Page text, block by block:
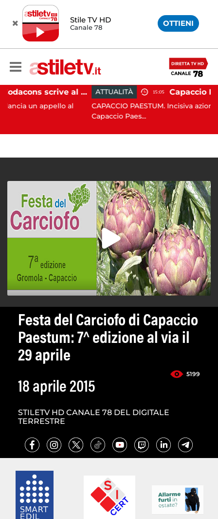
Stile TV HD
Canale 78 OTTIENI
Paestum, Codacons scrive al ministro Giuli: "Rilanciare scavi dell'Anfiteatro nell'area archeologica"
appello al
ATTUALITÀ 15:05
CAPACCIO PAESTUM. Incisiva azione del
Capaccio Paes...
Festa del Carciofo di Capaccio
Paestum: 7^ edizione al via il
29 aprile
5199
18 aprile 2015
STILETV HD CANALE 78 DEL DIGITALE
TERRESTRE